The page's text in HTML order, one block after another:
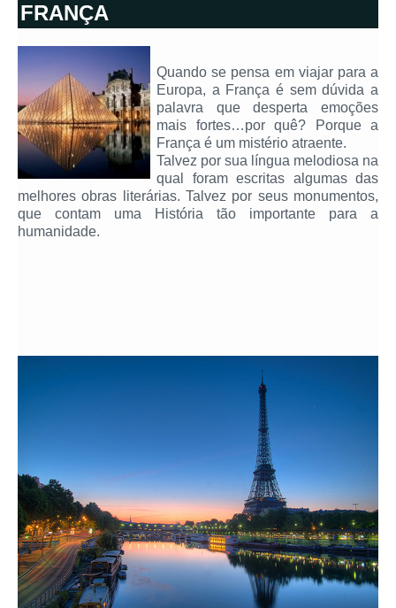
FRANÇA
Quando se pensa em viajar para a
Europa, a França é sem dúvida a
palavra que desperta emoções
mais fortes…por quê? Porque a
França é um mistério atraente.
Talvez por sua língua melodiosa na
qual foram escritas algumas das
melhores obras literárias. Talvez por seus monumentos,
que contam uma História tão importante para a
humanidade.